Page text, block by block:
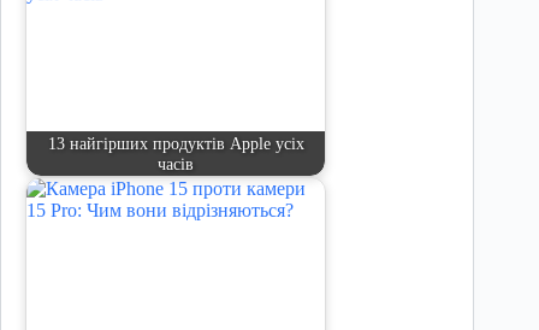
13 найгірших продуктів Apple усіх
часів